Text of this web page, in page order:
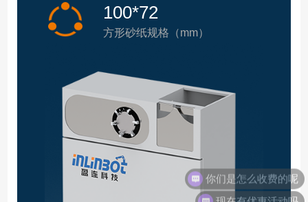
100*72
方形砂纸规格（mm）
你们是怎么收费的呢
现在有优惠活动吗